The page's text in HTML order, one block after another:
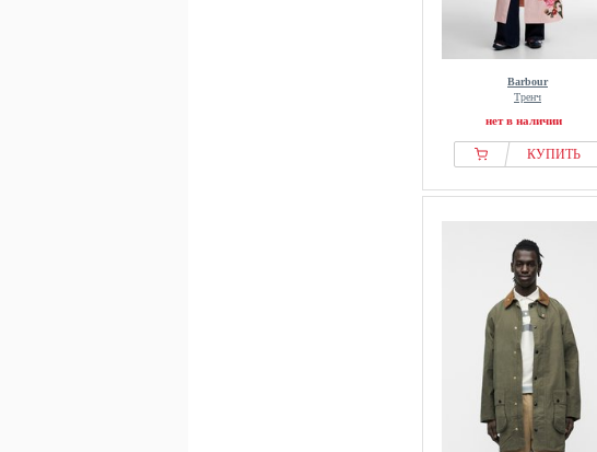
Barbour
Тренч
нет в наличии
КУПИТЬ